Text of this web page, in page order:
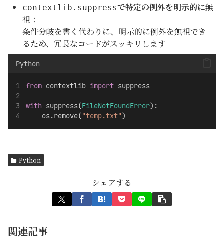
contextlib.suppressで特定の例外を明示的に無
視：
条件分岐を書く代わりに、明示的に例外を無視でき
るため、冗長なコードがスッキリします
Python
from contextlib import suppress
with suppress(FileNotFoundError):
    os.remove(
"temp.txt")
Python
シェアする
関連記事